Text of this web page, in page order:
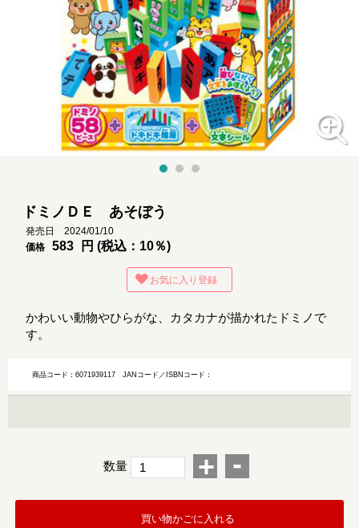
ドミノＤＥ あそぼう
発売日 2024/01/10
価格
583 円 (税込：10％)
お気に入り登録
かわいい動物やひらがな、カタカナが描かれたドミノで
す。
商品コード：6071939117JANコード／ISBNコード：
数量 + -
買い物かごに入れる